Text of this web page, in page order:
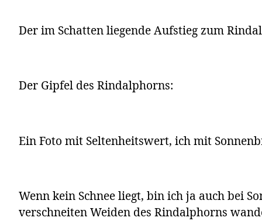
Der im Schatten liegende Aufstieg zum
Der Gipfel des Rindalphorns:
Ein Foto mit Seltenheitswert, ich mit
Wenn kein Schnee liegt, bin ich ja auch bei
verschneiten Weiden des Rindalphorns